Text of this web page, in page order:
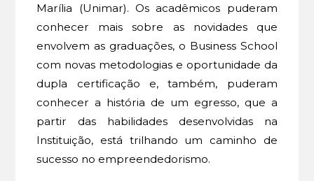
Marília (Unimar). Os acadêmicos puderam
conhecer mais sobre as novidades que
envolvem as graduações, o Business School
com novas metodologias e oportunidade da
dupla certificação e, também, puderam
conhecer a história de um egresso, que a
partir das habilidades desenvolvidas na
Instituição, está trilhando um caminho de
sucesso no empreendedorismo.